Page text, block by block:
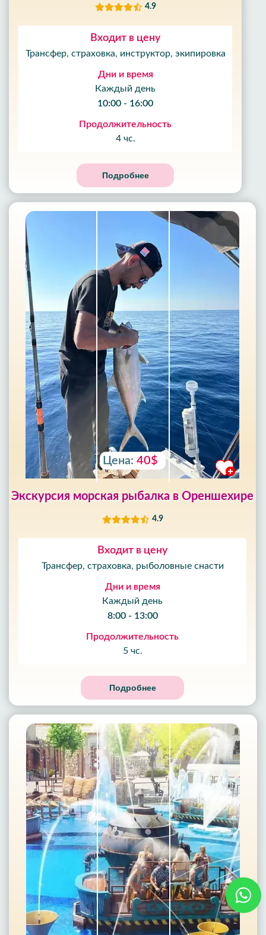
4.9
Входит в цену
Трансфер, страховка, инструктор, экипировка
Дни и время
Каждый день
10:00 - 16:00
Продолжительность
4 чс.
Подробнее
Цена: 40$
Экскурсия морская рыбалка в Ореншехире
4.9
Входит в цену
Трансфер, страховка, рыболовные снасти
Дни и время
Каждый день
8:00 - 13:00
Продолжительность
5 чс.
Подробнее